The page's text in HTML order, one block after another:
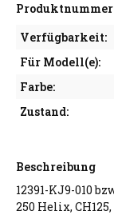
Verfügbarkeit:
Für Modell(e):
Farbe:
Zustand:
Beschreibung
12391-KJ9-010
250 Helix,